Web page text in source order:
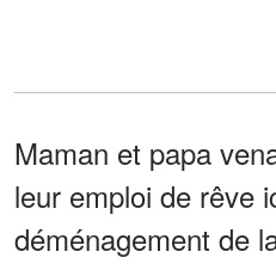
Maman et papa
leur emploi de rêve
déménagement de